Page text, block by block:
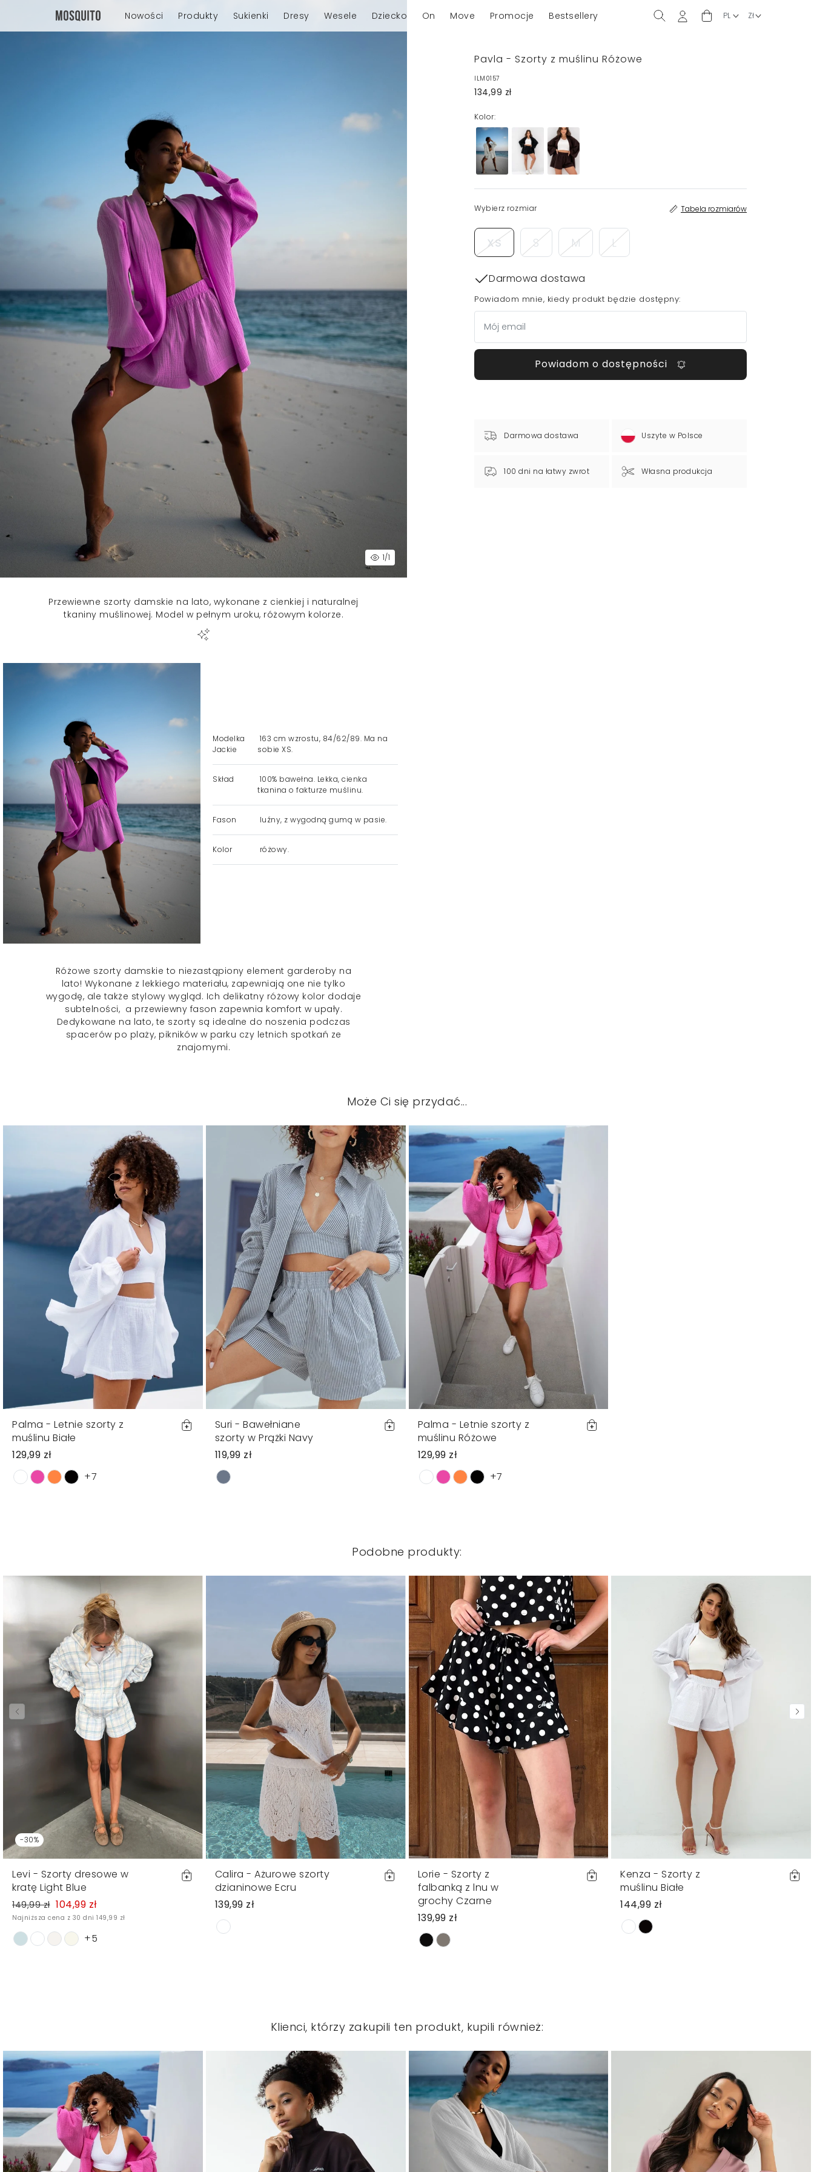
Nowości Produkty Sukienki Dresy Wesele Dziecko On Move Promocje Bestsellery
1/1
Przewiewne szorty damskie na lato, wykonane z cienkiej i naturalnej
tkaniny muślinowej. Model w pełnym uroku, różowym kolorze.
Modelka
Jackie
163 cm wzrostu, 84/62/89. Ma na
sobie XS.
Skład
100% bawełna. Lekka, cienka
tkanina o fakturze muślinu.
Fason luźny, z wygodną gumą w pasie.
Kolor różowy.
Różowe szorty damskie to niezastąpiony element garderoby na
lato! Wykonane z lekkiego materiału, zapewniają one nie tylko
wygodę, ale także stylowy wygląd. Ich delikatny różowy kolor dodaje
subtelności, a przewiewny fason zapewnia komfort w upały.
Dedykowane na lato, te szorty są idealne do noszenia podczas
spacerów po plaży, pikników w parku czy letnich spotkań ze
znajomymi.
Pavla - Szorty z muślinu Różowe
ILM0157
134,99 zł
Kolor:
Wybierz rozmiar Tabela rozmiarów
XS S M L
Darmowa dostawa
Powiadom mnie, kiedy produkt będzie dostępny:
Powiadom o dostępności
Darmowa dostawa Uszyte w Polsce
100 dni na łatwy zwrot Własna produkcja
Może Ci się przydać...
Palma - Letnie szorty z
muślinu Białe
129,99 zł
+7
Suri - Bawełniane
szorty w Prążki Navy
119,99 zł
Palma - Letnie szorty z
muślinu Różowe
129,99 zł
+7
Podobne produkty:
-30%
Levi - Szorty dresowe w
kratę Light Blue
149,99 zł 104,99 zł
Najniższa cena z 30 dni 149,99 zł
+5
Calira - Ażurowe szorty
dzianinowe Ecru
139,99 zł
Lorie - Szorty z
falbanką z lnu w
grochy Czarne
139,99 zł
Kenza - Szorty z
muślinu Białe
144,99 zł
Klienci, którzy zakupili ten produkt, kupili również: